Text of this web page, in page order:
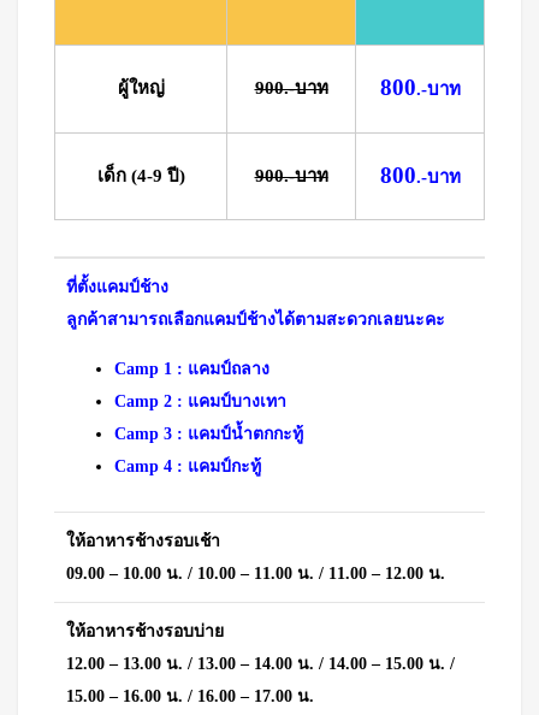
ผู้ใหญ่ 900.-บาท 800.-บาท
เด็ก (4-9 ปี) 900.-บาท 800.-บาท
ที่ตั้งแคมป์ช้าง
ลูกค้าสามารถเลือกแคมป์ช้างได้ตามสะดวกเลยนะคะ
Camp 1 : แคมป์ถลาง
Camp 2 : แคมป์บางเทา
Camp 3 : แคมป์น้ำตกกะทู้
Camp 4 : แคมป์กะทู้
ให้อาหารช้างรอบเช้า
09.00 – 10.00 น. / 10.00 – 11.00 น. / 11.00 – 12.00 น.
ให้อาหารช้างรอบบ่าย
12.00 – 13.00 น. / 13.00 – 14.00 น. / 14.00 – 15.00 น. /
15.00 – 16.00 น. / 16.00 – 17.00 น.